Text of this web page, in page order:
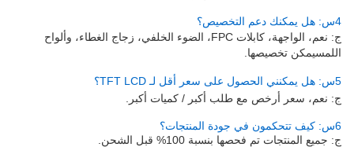
4س: هل يمكنك دعم التخصيص؟
ج: نعم، الواجهة، كابلات FPC، الضوء الخلفي، زجاج الغطاء، وألواح
اللمسيمكن تخصيصها.
5س: هل يمكنني الحصول على سعر أقل لـ TFT LCD؟
ج: نعم، سعر أرخص مع طلب أكبر / كميات أكبر.
6س: كيف تتحكمون في جودة المنتجات؟
ج: جميع المنتجات تم فحصها بنسبة 100% قبل الشحن.